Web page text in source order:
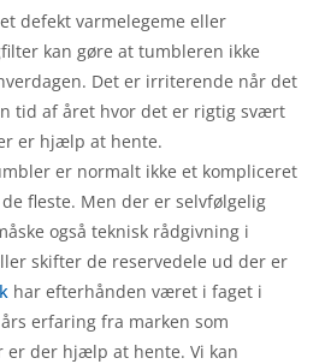
defekt varmelegeme eller
kan gøre at tumbleren ikke
Det er irriterende når det
tid af året hvor det er rigtig svært
er hjælp at hente.
er normalt ikke et kompliceret
fleste. Men der er selvfølgelig
også teknisk rådgivning i
skifter de reservedele ud der er
har efterhånden været i faget i
erfaring fra marken som
er der hjælp at hente. Vi kan